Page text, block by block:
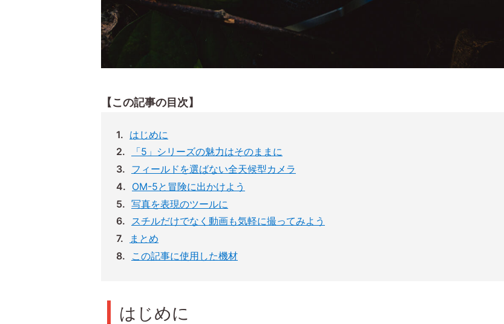
【この記事の目次】
はじめに
「5」シリーズの魅力はそのままに
フィールドを選ばない全天候型カメラ
OM-5と冒険に出かけよう
写真を表現のツールに
スチルだけでなく動画も気軽に撮ってみよう
まとめ
この記事に使用した機材
はじめに